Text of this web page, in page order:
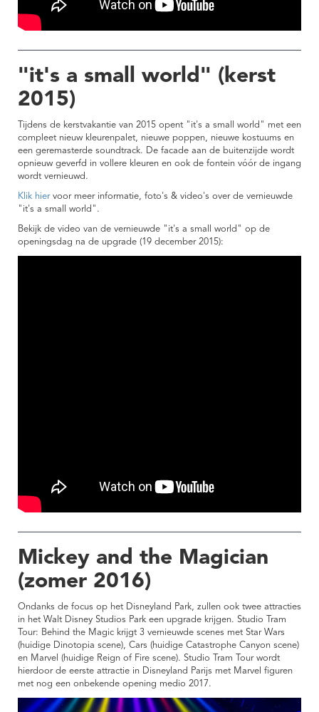
"it's a small world" (kerst
2015)
Tijdens de kerstvakantie van 2015 opent "it's a small world" met een
compleet nieuw kleurenpalet, nieuwe poppen, nieuwe kostuums en
een geremasterde soundtrack. De facade aan de buitenzijde wordt
opnieuw geverfd in vollere kleuren en ook de fontein vóór de ingang
wordt vernieuwd.
Klik hiervoor meer informatie, foto's & video's over de vernieuwde
"it's a small world".
Bekijk de video van de vernieuwde "it's a small world" op de
openingsdag na de upgrade (19 december 2015):
Mickey and the Magician
(zomer 2016)
Ondanks de focus op het Disneyland Park, zullen ook twee attracties
in het Walt Disney Studios Park een upgrade krijgen. Studio Tram
Tour: Behind the Magic krijgt 3 vernieuwde scenes met Star Wars
(huidige Dinotopia scene), Cars (huidige Catastrophe Canyon scene)
en Marvel (huidige Reign of Fire scene). Studio Tram Tour wordt
hierdoor de eerste attractie in Disneyland Parijs met Marvel figuren
met nog een onbekende opening medio 2017.